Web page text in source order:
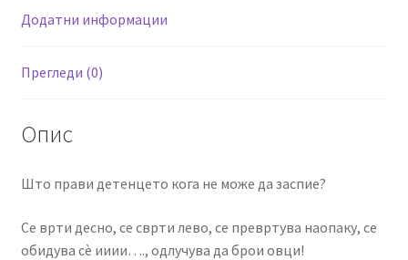
Додатни информации
Прегледи (0)
Опис
Што прави детенцето кога не може да заспие?
Се врти десно, се сврти лево, се превртува наопаку, се
обидува сè ииии…., одлучува да брои овци!